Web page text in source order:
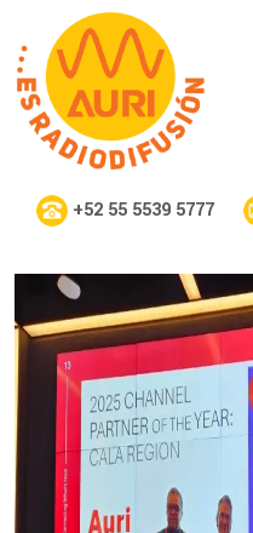
+52 55 5539 5777